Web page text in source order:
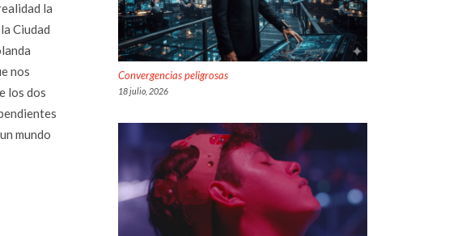
la
Ciudad
nos
los dos
mundo
Convergencias peligrosas
18 julio, 2026